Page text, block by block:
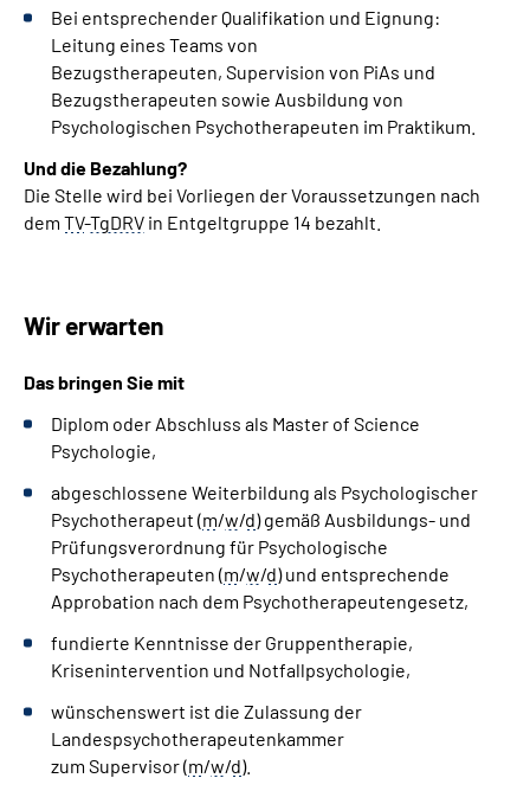
Bei entsprechender Qualifikation und Eignung:
Leitung eines Teams von
Bezugstherapeuten, Supervision von PiAs und
Bezugstherapeuten sowie Ausbildung von
Psychologischen Psychotherapeuten im Praktikum.
Und die Bezahlung?
Die Stelle wird bei Vorliegen der Voraussetzungen nach
dem TV-TgDRV in Entgeltgruppe 14 bezahlt.
Wir erwarten
Das bringen Sie mit
Diplom oder Abschluss als Master of Science
Psychologie,
abgeschlossene Weiterbildung als Psychologischer
Psychotherapeut (m/w/d) gemäß Ausbildungs- und
Prüfungsverordnung für Psychologische
Psychotherapeuten (m/w/d) und entsprechende
Approbation nach dem Psychotherapeutengesetz,
fundierte Kenntnisse der Gruppentherapie,
Krisenintervention und Notfallpsychologie,
wünschenswert ist die Zulassung der
Landespsychotherapeutenkammer
zum Supervisor(m/w/d).